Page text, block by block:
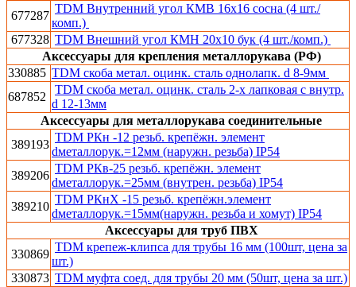
677287
TDM Внутренний угол КМВ 16х16 сосна (4 шт./
комп.)
677328 TDM Внешний угол КМН 20х10 бук (4 шт./комп.)
Аксессуары для крепления металлорукава (РФ)
330885 TDM скоба метал. оцинк. сталь однолапк. d 8-9мм
687852
TDM скоба метал. оцинк. сталь 2-х лапковая с внутр.
d 12-13мм
Аксессуары для металлорукава соединительные
389193
TDM РКн -12 резьб. крепёжн. элемент
dметаллорук.=12мм (наружн. резьба) IP54
389206
TDM РКв-25 резьб. крепёжн. элемент
dметаллорук.=25мм (внутрен. резьба) IP54
389210
TDM РКнХ -15 резьб. крепёжн.элемент
dметаллорук.=15мм(наружн. резьба и хомут) IP54
Аксессуары для труб ПВХ
330869
TDM крепеж-клипса для трубы 16 мм (100шт, цена за
шт.)
330873 TDM муфта соед. для трубы 20 мм (50шт, цена за шт.)